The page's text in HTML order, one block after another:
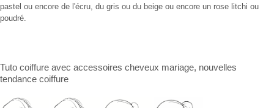
pastel ou encore de l'écru, du gris ou du beige ou encore un rose litchi ou
poudré.
Tuto coiffure avec accessoires cheveux mariage, nouvelles
tendance coiffure